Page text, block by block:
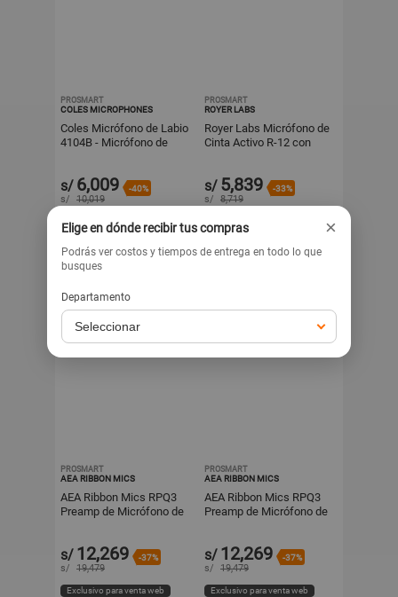
PROSMART
COLES MICROPHONES
Coles Micrófono de Labio
4104B - Micrófono de
s/ 6,009 -40%
s/ 10,019
Exclusivo para venta web
PROSMART
ROYER LABS
Royer Labs Micrófono de
Cinta Activo R-12 con
s/ 5,839 -33%
s/ 8,719
PROSMART
AEA RIBBON MICS
AEA Ribbon Mics RPQ3
Preamp de Micrófono de
s/ 12,269 -37%
s/ 19,479
Exclusivo para venta web
PROSMART
AEA RIBBON MICS
AEA Ribbon Mics RPQ3
Preamp de Micrófono de
s/ 12,269 -37%
s/ 19,479
Exclusivo para venta web
Elige en dónde recibir tus compras ×
Podrás ver costos y tiempos de entrega en todo lo que
busques
Departamento